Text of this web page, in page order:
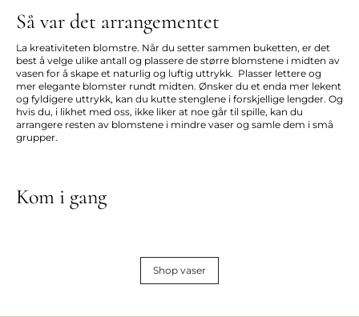
Så var det arrangementet
La kreativiteten blomstre. Når du setter sammen buketten, er det
best å velge ulike antall og plassere de større blomstene i midten av
vasen for å skape et naturlig og luftig uttrykk. Plasser lettere og
mer elegante blomster rundt midten. Ønsker du et enda mer lekent
og fyldigere uttrykk, kan du kutte stenglene i forskjellige lengder. Og
hvis du, i likhet med oss, ikke liker at noe går til spille, kan du
arrangere resten av blomstene i mindre vaser og samle dem i små
grupper.
Kom i gang
Shop vaser